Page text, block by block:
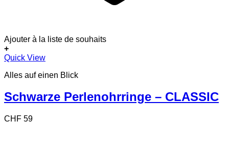
Ajouter à la liste de souhaits
+
Quick View
Alles auf einen Blick
Schwarze Perlenohrringe – CLASSIC
CHF 59